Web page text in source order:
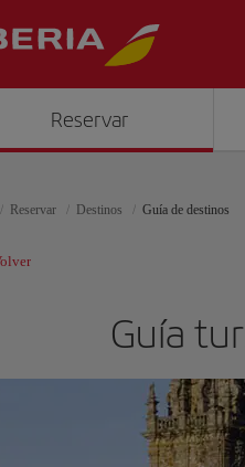
Reservar
Reservar Destinos Guía de destinos
Guía